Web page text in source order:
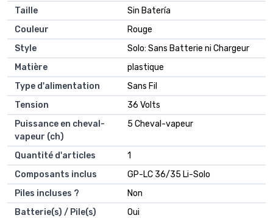
Taille
‎Sin Batería
Couleur
‎Rouge
Style
‎Solo: Sans Batterie ni Chargeur
Matière
‎plastique
Type d'alimentation
‎Sans Fil
Tension
‎36 Volts
Puissance en cheval-
vapeur (ch)
‎5 Cheval-vapeur
Quantité d'articles
‎1
Composants inclus
‎GP-LC 36/35 Li-Solo
Piles incluses ?
‎Non
Batterie(s) / Pile(s)
‎Oui